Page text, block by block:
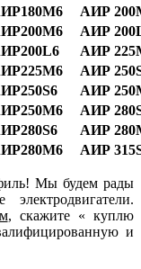
АИР
АИР
АИР
АИР
АИР
АИР
АИР
АИР
Мы будем рады
, скажите « куплю
и